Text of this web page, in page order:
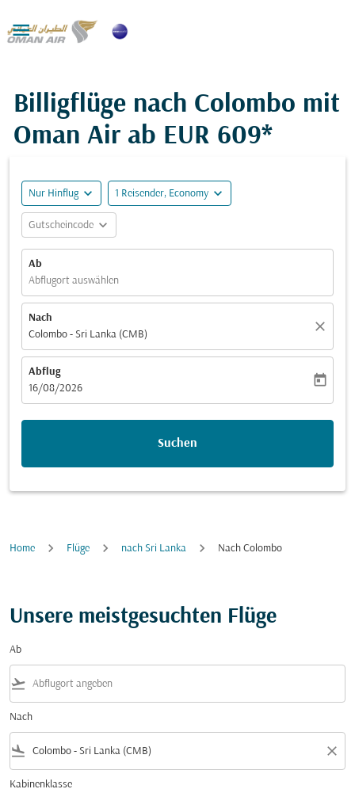

Billigflüge nach Colombo mit
Oman Air ab EUR 609*
Nur Hinflug expand_more 1 Reisender, Economy expand_more
Gutscheincode expand_more
Ab
Abflugort auswählen
Nach
Colombo - Sri Lanka (CMB)
close
Abflug
fc-booking-departure-date-aria-label
16/08/2026
today
Suchen
Home Flüge nach Sri Lanka Nach Colombo
Unsere meistgesuchten Flüge
Ab
flight_takeoff
Nach
flight_land close
Kabinenklasse